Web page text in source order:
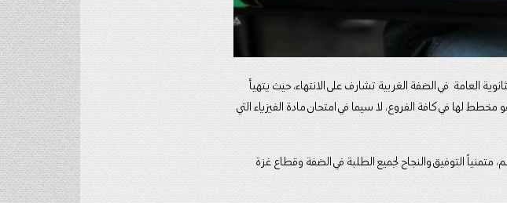
العامة في الضفة الغربية تشارف على الانتهاء، حيث يتهيأ
لها في كافة الفروع، لا سيما في امتحان مادة الفيزياء التي
متمنياً التوفيق والنجاح لجميع الطلبة في الضفة وقطاع غزة